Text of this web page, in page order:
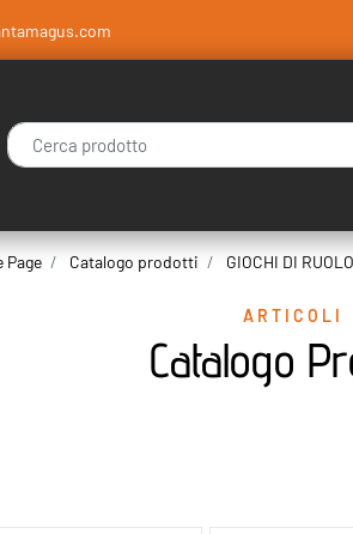
La modifica di un filtro aggiorna
Page Catalogo prodotti GIOCHI DI RUOLO
ARTICOLI
Catalogo